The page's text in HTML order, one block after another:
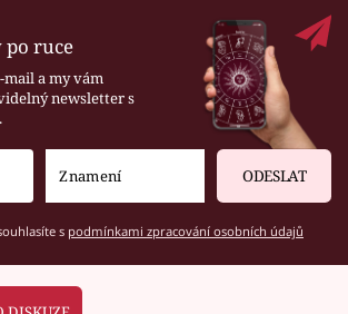
po ruce
mail a my vám
newsletter s
ODESLAT
s podmínkami zpracování osobních údajů